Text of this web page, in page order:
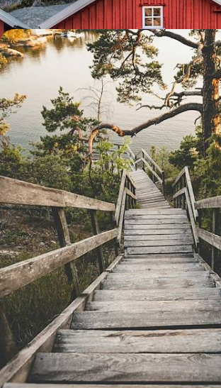
De Stockholm à Göteborg - La
Faire le plein d’énergie positive et de grand air
d'adresses de charme, en ville, en pleine nature
11 jours, de CHF 2900 à CHF 3800
1
Idées associées
Canoe Kayak Bohuslän Autotour
Fjällbacka
Europe du Nord Goteborg
Uppsala
UNESCO Stockholm
Observation Animaux
Lac Siljan
Ecotourisme
Dalécarlie